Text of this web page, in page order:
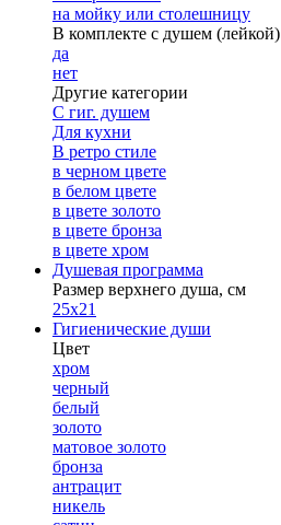
на мойку или столешницу
В комплекте с душем (лейкой)
да
нет
Другие категории
С гиг. душем
Для кухни
В ретро стиле
в черном цвете
в белом цвете
в цвете золото
в цвете бронза
в цвете хром
Душевая программа
Размер верхнего душа, см
25х21
Гигиенические души
Цвет
хром
черный
белый
золото
матовое золото
бронза
антрацит
никель